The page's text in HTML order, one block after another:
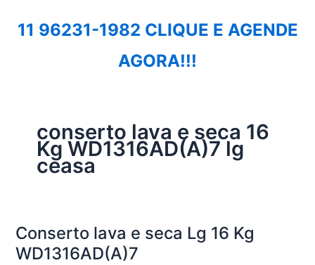
11 96231-1982 CLIQUE E AGENDE
AGORA!!!
conserto lava e seca 16
Kg WD1316AD(A)7 lg
ceasa
Conserto lava e seca Lg 16 Kg
WD1316AD(A)7